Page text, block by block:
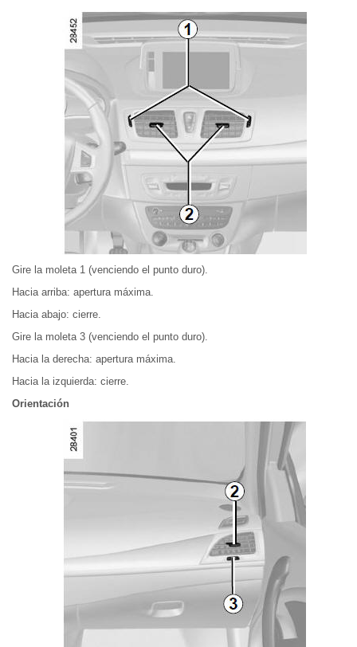
Gire la moleta 1 (venciendo el punto duro).
Hacia arriba: apertura máxima.
Hacia abajo: cierre.
Gire la moleta 3 (venciendo el punto duro).
Hacia la derecha: apertura máxima.
Hacia la izquierda: cierre.
Orientación